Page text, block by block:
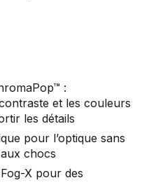
:
et les couleurs
les détails
pour l’optique sans
chocs
X pour des